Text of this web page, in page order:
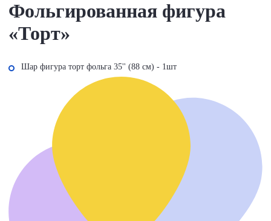
Фольгированная фигура
«Торт»
Шар фигура торт фольга 35'' (88 см) - 1шт